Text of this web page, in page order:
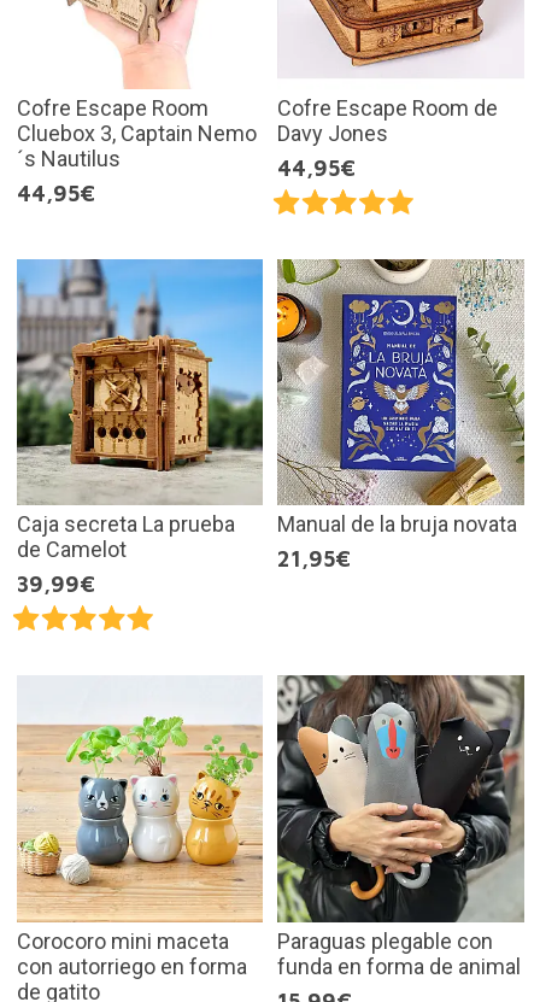
Cofre Escape Room
Cluebox 3, Captain Nemo
´s Nautilus
44,95€
Cofre Escape Room de
Davy Jones
44,95€
Caja secreta La prueba
de Camelot
39,99€
Manual de la bruja novata
21,95€
Corocoro mini maceta
con autorriego en forma
de gatito
Paraguas plegable con
funda en forma de animal